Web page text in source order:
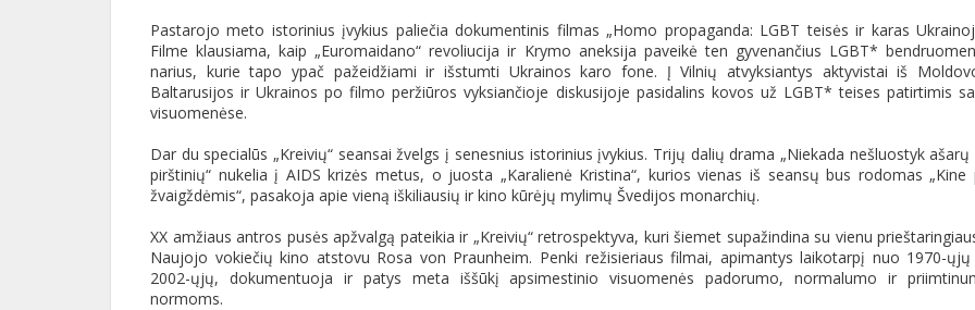
Pastarojo meto istorinius įvykius paliečia dokumentinis filmas „Homo propaganda: LGBT teisės ir karas
Filme klausiama, kaip „Euromaidano“ revoliucija ir Krymo aneksija paveikė ten gyvenančius LGBT*
narius, kurie tapo ypač pažeidžiami ir išstumti Ukrainos karo fone. Į Vilnių atvyksiantys aktyvistai iš
Baltarusijos ir Ukrainos po filmo peržiūros vyksiančioje diskusijoje pasidalins kovos už LGBT* teises patirtimis
visuomenėse.
Dar du specialūs „Kreivių“ seansai žvelgs į senesnius istorinius įvykius. Trijų dalių drama „Niekada nešluostyk ašarų
pirštinių“ nukelia į AIDS krizės metus, o juosta „Karalienė Kristina“, kurios vienas iš seansų bus rodomas „Kine
žvaigždėmis“, pasakoja apie vieną iškiliausių ir kino kūrėjų mylimų Švedijos monarchių.
XX amžiaus antros pusės apžvalgą pateikia ir „Kreivių“ retrospektyva, kuri šiemet supažindina su vienu
Naujojo vokiečių kino atstovu Rosa von Praunheim. Penki režisieriaus filmai, apimantys laikotarpį nuo 1970-
2002-ųjų, dokumentuoja ir patys meta iššūkį apsimestinio visuomenės padorumo, normalumo ir
normoms.